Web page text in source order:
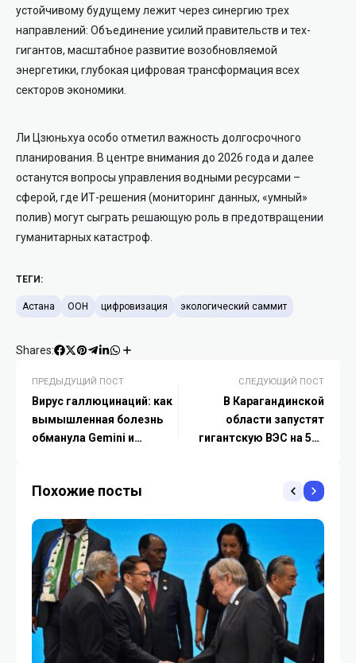
устойчивому будущему лежит через синергию трех
направлений: Объединение усилий правительств и тех-
гигантов, масштабное развитие возобновляемой
энергетики, глубокая цифровая трансформация всех
секторов экономики.
Ли Цзюньхуа особо отметил важность долгосрочного
планирования. В центре внимания до 2026 года и далее
останутся вопросы управления водными ресурсами –
сферой, где ИТ-решения (мониторинг данных, «умный»
полив) могут сыграть решающую роль в предотвращении
гуманитарных катастроф.
ТЕГИ:
Астана ООН цифровизация экологический саммит
Shares:
ПРЕДЫДУЩИЙ ПОСТ
Вирус галлюцинаций: как
вымышленная болезнь
обманула Gemini и
СЛЕДУЮЩИЙ ПОСТ
В Карагандинской
области запустят
гигантскую ВЭС на 500
Похожие посты